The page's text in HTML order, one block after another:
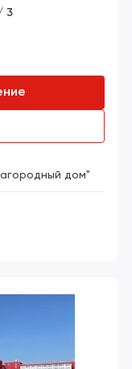
3
дом"